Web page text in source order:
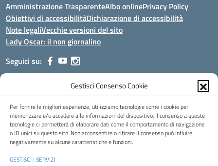
Gestisci Consenso Cookie
Per fornire le migliori esperienze, utilizziamo tecnologie come i cookie per
memorizzare e/o accedere alle informazioni del dispositivo. Il consenso a queste
tecnologie ci permetterà di elaborare dati come il comportamento di navigazione
o ID unici su questo sito. Non acconsentire o ritirare il consenso può influire
negativamente su alcune caratteristiche e funzioni.
GESTISCI I SERVIZI
Amministrazione TrasparenteAlbo onlinePrivacy Policy
Obiettivi di accessibilitàDichiarazione di accessibilità
Note legaliVecchie versioni del sito
Lady Oscar: il non giornalino
Seguici su:
Viale Aldo Moro, 51 - 24021 Albino (Bg)
Posta elettronica certificata (PEC):bgis00900b@pec.istruzione.it
Codice fiscale: 95002390169
Codice meccanografico:BGIS00900B
Codice unico di fatturazione (CUF): UFMHLX